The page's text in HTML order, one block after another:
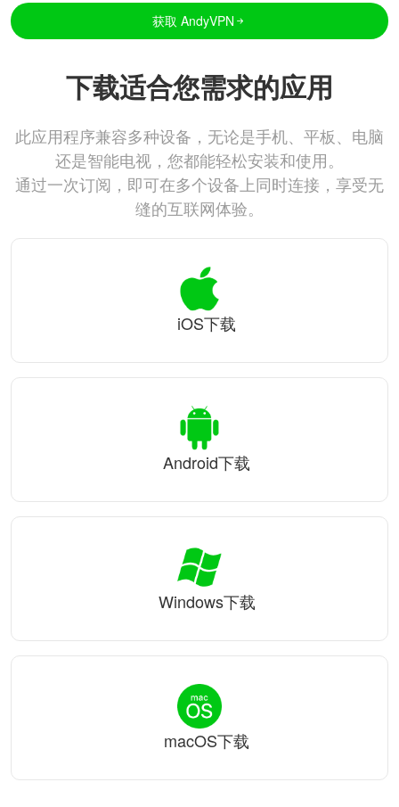
获取 AndyVPN
下载适合您需求的应用
此应用程序兼容多种设备，无论是手机、平板、电脑
还是智能电视，您都能轻松安装和使用。
通过一次订阅，即可在多个设备上同时连接，享受无
缝的互联网体验。
iOS下载
Android下载
Windows下载
macOS下载